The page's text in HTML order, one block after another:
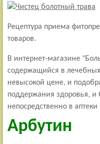
Рецептура приема
товаров.
В интернет-магазине
содержащийся в
невысокой цене, и
поддержания здоровья, и
непосредственно в аптеки
Арбутин